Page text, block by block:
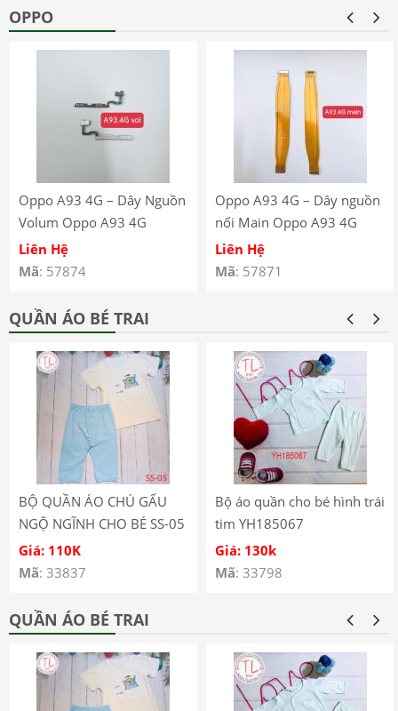
OPPO
Oppo A93 4G – Dây Nguồn
Volum Oppo A93 4G
CPH2121 CPH2123
Liên Hệ
Mã: 57874
Oppo A93 4G – Dây nguồn
nối Main Oppo A93 4G
CPH2121 CPH2123
Liên Hệ
Mã: 57871
QUẦN ÁO BÉ TRAI
BỘ QUẦN ÁO CHÚ GẤU
NGỘ NGĨNH CHO BÉ SS-05
Giá: 110K
Mã: 33837
Bộ áo quần cho bé hình trái
tim YH185067
Giá: 130k
Mã: 33798
QUẦN ÁO BÉ TRAI